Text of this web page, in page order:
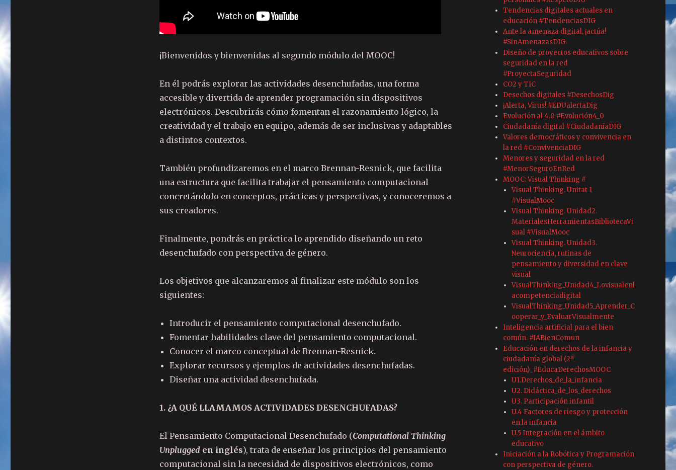
¡Bienvenidos y bienvenidas al segundo módulo del MOOC!
En él podrás explorar las actividades desenchufadas, una forma
accesible y divertida de aprender programación sin dispositivos
electrónicos. Descubrirás cómo fomentan el razonamiento lógico, la
creatividad y el trabajo en equipo, además de ser inclusivas y adaptables
a distintos contextos.
También profundizaremos en el marco Brennan-Resnick, que facilita
una estructura que facilita trabajar el pensamiento computacional
concretándolo en conceptos, prácticas y perspectivas, y conoceremos a
sus creadores.
Finalmente, pondrás en práctica lo aprendido diseñando un reto
desenchufado con perspectiva de género.
Los objetivos que alcanzaremos al finalizar este módulo son los
siguientes:
Introducir el pensamiento computacional desenchufado.
Fomentar habilidades clave del pensamiento computacional.
Conocer el marco conceptual de Brennan-Resnick.
Explorar recursos y ejemplos de actividades desenchufadas.
Diseñar una actividad desenchufada.
1. ¿A QUÉ LLAMAMOS ACTIVIDADES DESENCHUFADAS?
El Pensamiento Computacional Desenchufado (Computational Thinking
Unpluggeden inglés), trata de enseñar los principios del pensamiento
computacional sin la necesidad de dispositivos electrónicos, como
Tendencias digitales actuales en
educación #TendenciasDIG
Ante la amenaza digital, ¡actúa!
#SinAmenazasDIG
Diseño de proyectos educativos sobre
seguridad en la red
#ProyectaSeguridad
CO2 y TIC
Desechos digitales #DesechosDig
¡Alerta, Virus! #EDUalertaDig
Evolución al 4.0 #Evolución4_0
Ciudadanía digital #CiudadaníaDIG
Valores democráticos y convivencia en
la red #ConvivenciaDIG
Menores y seguridad en la red
#MenorSeguroEnRed
MOOC: Visual Thinking #
Visual Thinking. Unitat 1
#VisualMooc
Visual Thinking. Unidad2.
MaterialesHerramientasBibliotecaVi
sual #VisualMooc
Visual Thinking. Unidad3.
Neurociencia, rutinas de
pensamiento y diversidad en clave
visual
VisualThinking_Unidad4_Lovisualenl
acompetenciadigital
VisualThinking_Unidad5_Aprender_C
ooperar_y_EvaluarVisualmente
Inteligencia artificial para el bien
común. #IABienComun
Educación en derechos de la infancia y
ciudadanía global (2ª
edición)_#EducaDerechosMOOC
U1.Derechos_de_la_infancia
U2. Didáctica_de_los_derechos
U3. Participación infantil
U.4 Factores de riesgo y protección
en la infancia
U.5 Integración en el ámbito
educativo
Iniciación a la Robótica y Programación
con perspectiva de género.